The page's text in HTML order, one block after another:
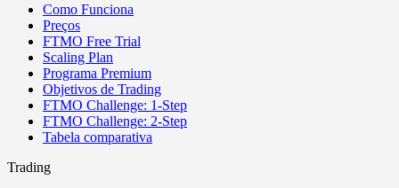
Como Funciona
Preços
FTMO Free Trial
Scaling Plan
Programa Premium
Objetivos de Trading
FTMO Challenge: 1-Step
FTMO Challenge: 2-Step
Tabela comparativa
Trading